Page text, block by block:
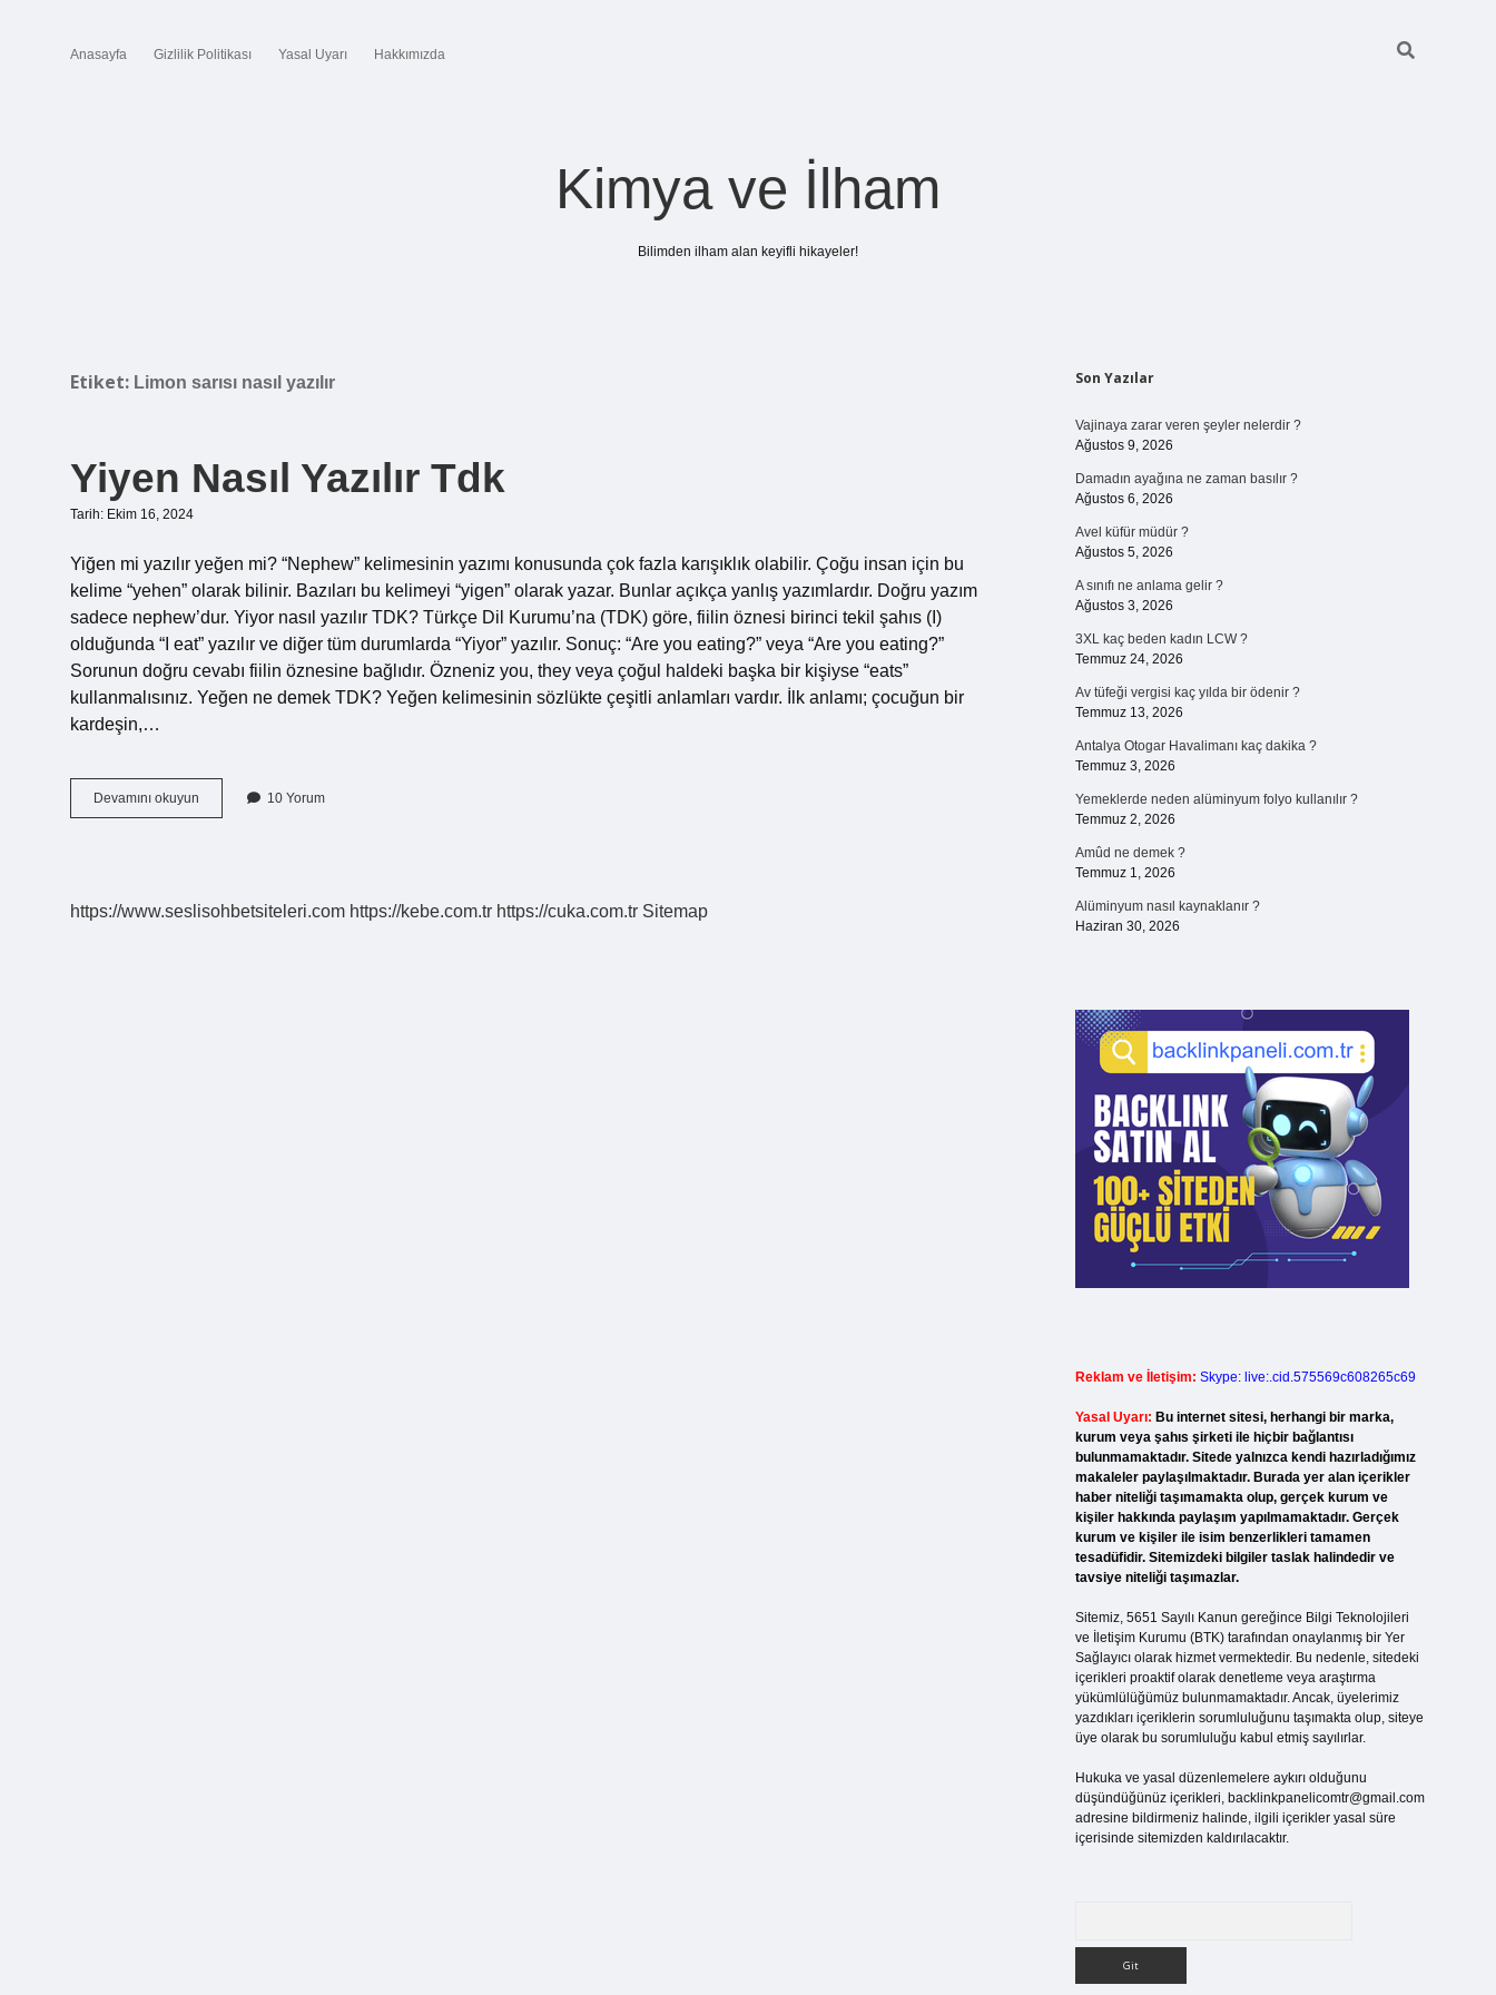
Anasayfa Gizlilik Politikası Yasal Uyarı Hakkımızda
Kimya ve İlham
Bilimden ilham alan keyifli hikayeler!
Etiket: Limon sarısı nasıl yazılır
Yiyen Nasıl Yazılır Tdk
Tarih: Ekim 16, 2024
Yiğen mi yazılır yeğen mi? “Nephew” kelimesinin yazımı konusunda çok fazla karışıklık olabilir. Çoğu insan için bu
kelime “yehen” olarak bilinir. Bazıları bu kelimeyi “yigen” olarak yazar. Bunlar açıkça yanlış yazımlardır. Doğru yazım
sadece nephew’dur. Yiyor nasıl yazılır TDK? Türkçe Dil Kurumu’na (TDK) göre, fiilin öznesi birinci tekil şahıs (I)
olduğunda “I eat” yazılır ve diğer tüm durumlarda “Yiyor” yazılır. Sonuç: “Are you eating?” veya “Are you eating?”
Sorunun doğru cevabı fiilin öznesine bağlıdır. Özneniz you, they veya çoğul haldeki başka bir kişiyse “eats”
kullanmalısınız. Yeğen ne demek TDK? Yeğen kelimesinin sözlükte çeşitli anlamları vardır. İlk anlamı; çocuğun bir
kardeşin,…
Devamını okuyun
Nasıl
10 Yorum
https://www.seslisohbetsiteleri.com https://kebe.com.tr https://cuka.com.tr Sitemap
Sidebar
Son Yazılar
Vajinaya zarar veren şeyler nelerdir ?
Ağustos 9, 2026
Damadın ayağına ne zaman basılır ?
Ağustos 6, 2026
Avel küfür müdür ?
Ağustos 5, 2026
A sınıfı ne anlama gelir ?
Ağustos 3, 2026
3XL kaç beden kadın LCW ?
Temmuz 24, 2026
Av tüfeği vergisi kaç yılda bir ödenir ?
Temmuz 13, 2026
Antalya Otogar Havalimanı kaç dakika ?
Temmuz 3, 2026
Yemeklerde neden alüminyum folyo kullanılır ?
Temmuz 2, 2026
Amûd ne demek ?
Temmuz 1, 2026
Alüminyum nasıl kaynaklanır ?
Haziran 30, 2026
Reklam ve İletişim: Skype: live:.cid.575569c608265c69
Yasal Uyarı: Bu internet sitesi, herhangi bir marka,
kurum veya şahıs şirketi ile hiçbir bağlantısı
bulunmamaktadır. Sitede yalnızca kendi hazırladığımız
makaleler paylaşılmaktadır. Burada yer alan içerikler
haber niteliği taşımamakta olup, gerçek kurum ve
kişiler hakkında paylaşım yapılmamaktadır. Gerçek
kurum ve kişiler ile isim benzerlikleri tamamen
tesadüfidir. Sitemizdeki bilgiler taslak halindedir ve
tavsiye niteliği taşımazlar.
Sitemiz, 5651 Sayılı Kanun gereğince Bilgi Teknolojileri
ve İletişim Kurumu (BTK) tarafından onaylanmış bir Yer
Sağlayıcı olarak hizmet vermektedir. Bu nedenle, sitedeki
içerikleri proaktif olarak denetleme veya araştırma
yükümlülüğümüz bulunmamaktadır. Ancak, üyelerimiz
yazdıkları içeriklerin sorumluluğunu taşımakta olup, siteye
üye olarak bu sorumluluğu kabul etmiş sayılırlar.
Hukuka ve yasal düzenlemelere aykırı olduğunu
düşündüğünüz içerikleri, backlinkpanelicomtr@gmail.com
adresine bildirmeniz halinde, ilgili içerikler yasal süre
içerisinde sitemizden kaldırılacaktır.